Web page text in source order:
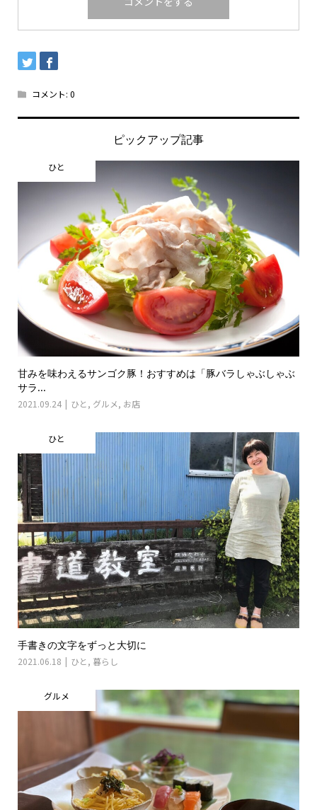
コメント: 0
ピックアップ記事
ひと
甘みを味わえるサンゴク豚！おすすめは「豚バラしゃぶしゃぶ
サラ...
2021.09.24 ひと , グルメ, お店
ひと
手書きの文字をずっと大切に
2021.06.18 ひと , 暮らし
グルメ